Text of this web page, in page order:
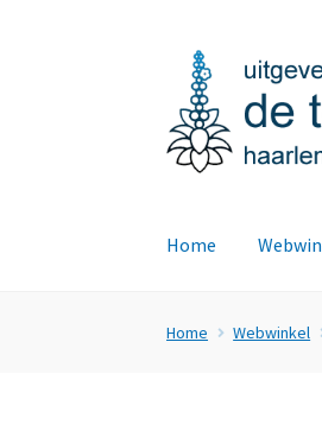
door
naar
navigatie
naar
de
inhoud
Home
Home Webwinkel